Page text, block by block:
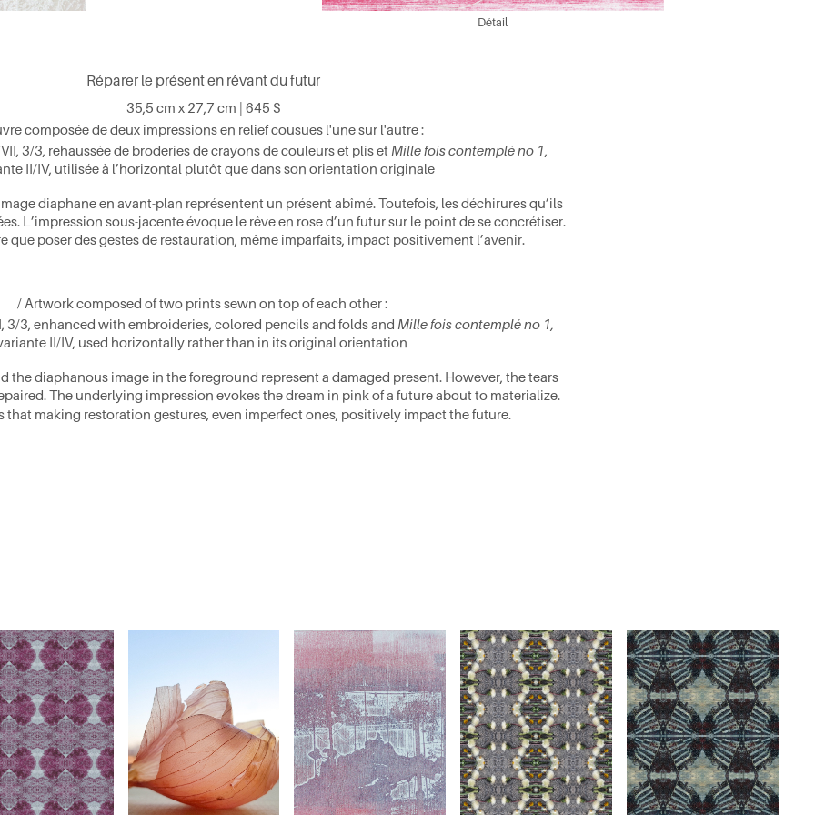
Détail
Réparer le présent en rêvant du futur
35,5 cm x 27,7 cm
| 645 $
composée de deux impressions en relief cousues l'une sur l'autre :
3/3, rehaussée de broderies de crayons de couleurs et plis et Mille fois contemplé no 1,
II/IV, utilisée à l’horizontal plutôt que dans son orientation originale
diaphane en avant-plan représentent un présent abîmé. Toutefois, les déchirures qu’ils
L’impression sous-jacente évoque le rêve en rose d’un futur sur le point de se concrétiser.
que poser des gestes de restauration, même imparfaits, impact positivement l’avenir.
/ Artwork composed of two printssewn on top of each other:
3/3, enhanced with embroideries, colored pencils and folds and Mille fois contemplé no 1,
II/IV, used horizontally rather than in its original orientation
the diaphanous image in the foreground represent a damaged present. However, the tears
The underlying impression evokes the dream in pink of a future about to materialize.
that making restoration gestures, even imperfect ones, positively impact the future.